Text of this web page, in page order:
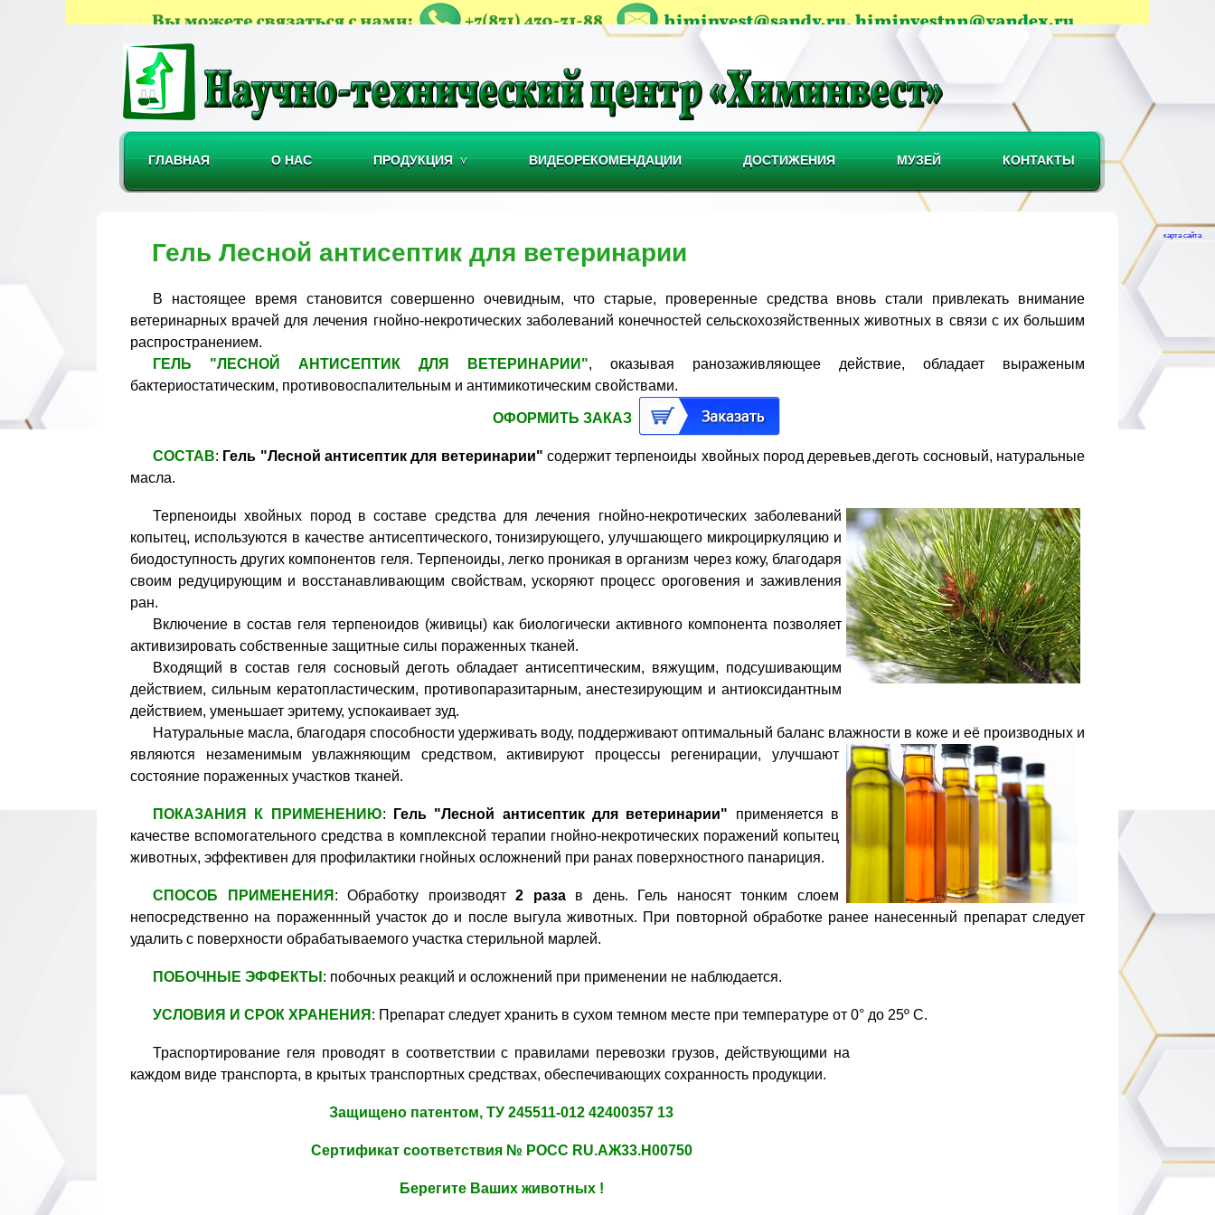
ГЛАВНАЯ О НАС ПРОДУКЦИЯ ВИДЕОРЕКОМЕНДАЦИИ ДОСТИЖЕНИЯ МУЗЕЙ КОНТАКТЫ
Гель Лесной антисептик для ветеринарии
В настоящее время становится совершенно очевидным, что старые, проверенные средства вновь стали привлекать внимание
ветеринарных врачей для лечения гнойно-некротических заболеваний конечностей сельскохозяйственных животных в связи с их большим
распространением.
ГЕЛЬ "ЛЕСНОЙ АНТИСЕПТИК ДЛЯ ВЕТЕРИНАРИИ", оказывая ранозаживляющее действие, обладает выраженым
бактериостатическим, противовоспалительным и антимикотическим свойствами.
ОФОРМИТЬ ЗАКАЗ
СОСТАВ: Гель "Лесной антисептик для ветеринарии" содержит терпеноиды хвойных пород деревьев,деготь сосновый, натуральные
масла.
Терпеноиды хвойных пород в составе средства для лечения гнойно-некротических заболеваний
копытец, используются в качестве антисептического, тонизирующего, улучшающего микроциркуляцию и
биодоступность других компонентов геля. Терпеноиды, легко проникая в организм через кожу, благодаря
своим редуцирующим и восстанавливающим свойствам, ускоряют процесс ороговения и заживления
ран.
Включение в состав геля терпеноидов (живицы) как биологически активного компонента позволяет
активизировать собственные защитные силы пораженных тканей.
Входящий в состав геля сосновый деготь обладает антисептическим, вяжущим, подсушивающим
действием, сильным кератопластическим, противопаразитарным, анестезирующим и антиоксидантным
действием, уменьшает эритему, успокаивает зуд.
Натуральные масла, благодаря способности удерживать воду, поддерживают оптимальный баланс влажности в коже и её производных и
являются незаменимым увлажняющим средством, активируют процессы регенирации, улучшают
состояние пораженных участков тканей.
ПОКАЗАНИЯ К ПРИМЕНЕНИЮ: Гель "Лесной антисептик для ветеринарии" применяется в
качестве вспомогательного средства в комплексной терапии гнойно-некротических поражений копытец
животных, эффективен для профилактики гнойных осложнений при ранах поверхностного панариция.
СПОСОБ ПРИМЕНЕНИЯ : Обработку производят2 разав день. Гель наносят тонким слоем
непосредственно на пораженнный участок до и после выгула животных. При повторной обработке ранее нанесенный препарат следует
удалить с поверхности обрабатываемого участка стерильной марлей.
ПОБОЧНЫЕ ЭФФЕКТЫ : побочных реакций и осложнений при применении не наблюдается.
УСЛОВИЯ И СРОК ХРАНЕНИЯ : Препарат следует хранить в сухом темном месте при температуре от 0° до 25º С.
Траспортирование геля проводят в соответствии с правилами перевозки грузов, действующими на
каждом виде транспорта, в крытых транспортных средствах, обеспечивающих сохранность продукции.
Защищено патентом, ТУ 245511-012 42400357 13
Сертификат соответствия № РОСС RU.АЖ33.Н00750
Берегите Ваших животных !
карта сайта